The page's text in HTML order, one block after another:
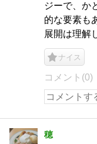
ジーで、か
的な要素も
展開は理解
ナイス
コメント(0)
穂